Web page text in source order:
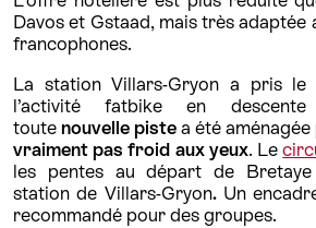
Davos et Gstaad, mais très adaptée
francophones.
La station Villars-Gryon a pris
l’activité fatbike en descente
toute nouvelle piste a été aménagée
vraiment pas froid aux yeux. Le
les pentes au départ de
station de Villars-Gryon. Un
recommandé pour des groupes.